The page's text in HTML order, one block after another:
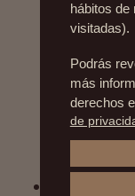
que,
obeso.
a veces
con otras
Implante
hábitos de
visitadas).
Podrás
más
derechos
de